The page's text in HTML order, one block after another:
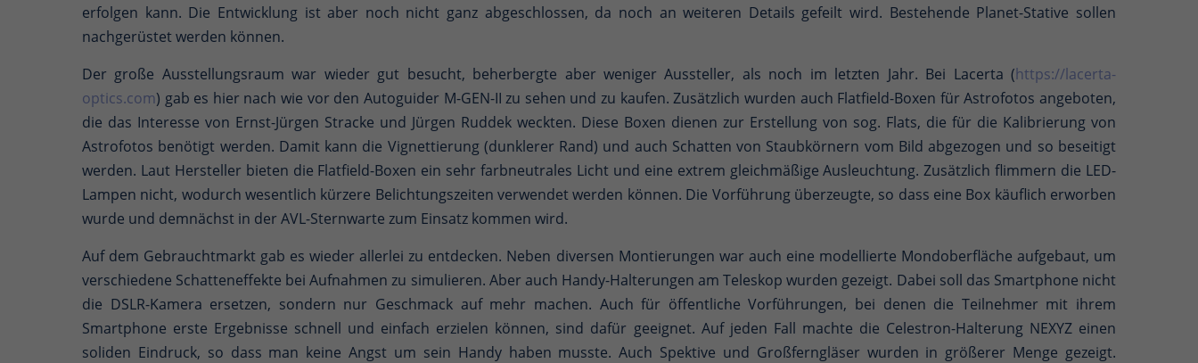
erfolgen kann. Die Entwicklung ist aber noch nicht ganz abgeschlossen, da noch an weiteren Details gefeilt wird. Bestehende Planet-Stative sollen
nachgerüstet werden können.
Der große Ausstellungsraum war wieder gut besucht, beherbergte aber weniger Aussteller, als noch im letzten Jahr. Bei Lacerta (https://lacerta-
optics.com) gab es hier nach wie vor den Autoguider M-GEN-II zu sehen und zu kaufen. Zusätzlich wurden auch Flatfield-Boxen für Astrofotos angeboten,
die das Interesse von Ernst-Jürgen Stracke und Jürgen Ruddek weckten. Diese Boxen dienen zur Erstellung von sog. Flats, die für die Kalibrierung von
Astrofotos benötigt werden. Damit kann die Vignettierung (dunklerer Rand) und auch Schatten von Staubkörnern vom Bild abgezogen und so beseitigt
werden. Laut Hersteller bieten die Flatfield-Boxen ein sehr farbneutrales Licht und eine extrem gleichmäßige Ausleuchtung. Zusätzlich flimmern die LED-
Lampen nicht, wodurch wesentlich kürzere Belichtungszeiten verwendet werden können. Die Vorführung überzeugte, so dass eine Box käuflich erworben
wurde und demnächst in der AVL-Sternwarte zum Einsatz kommen wird.
Auf dem Gebrauchtmarkt gab es wieder allerlei zu entdecken. Neben diversen Montierungen war auch eine modellierte Mondoberfläche aufgebaut, um
verschiedene Schatteneffekte bei Aufnahmen zu simulieren. Aber auch Handy-Halterungen am Teleskop wurden gezeigt. Dabei soll das Smartphone nicht
die DSLR-Kamera ersetzen, sondern nur Geschmack auf mehr machen. Auch für öffentliche Vorführungen, bei denen die Teilnehmer mit ihrem
Smartphone erste Ergebnisse schnell und einfach erzielen können, sind dafür geeignet. Auf jeden Fall machte die Celestron-Halterung NEXYZ einen
soliden Eindruck, so dass man keine Angst um sein Handy haben musste. Auch Spektive und Großferngläser wurden in größerer Menge gezeigt.